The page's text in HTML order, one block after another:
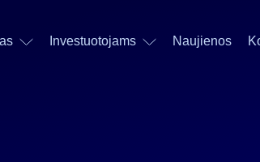
Investuotojams Naujienos